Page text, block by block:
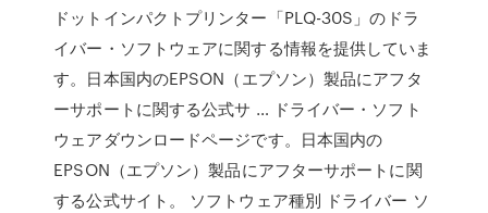
ドットインパクトプリンター「PLQ-30S」のドラ
イバー・ソフトウェアに関する情報を提供していま
す。日本国内のEPSON（エプソン）製品にアフタ
ーサポートに関する公式サ … ドライバー・ソフト
ウェアダウンロードページです。日本国内の
EPSON（エプソン）製品にアフターサポートに関
する公式サイト。 ソフトウェア種別 ドライバー ソ